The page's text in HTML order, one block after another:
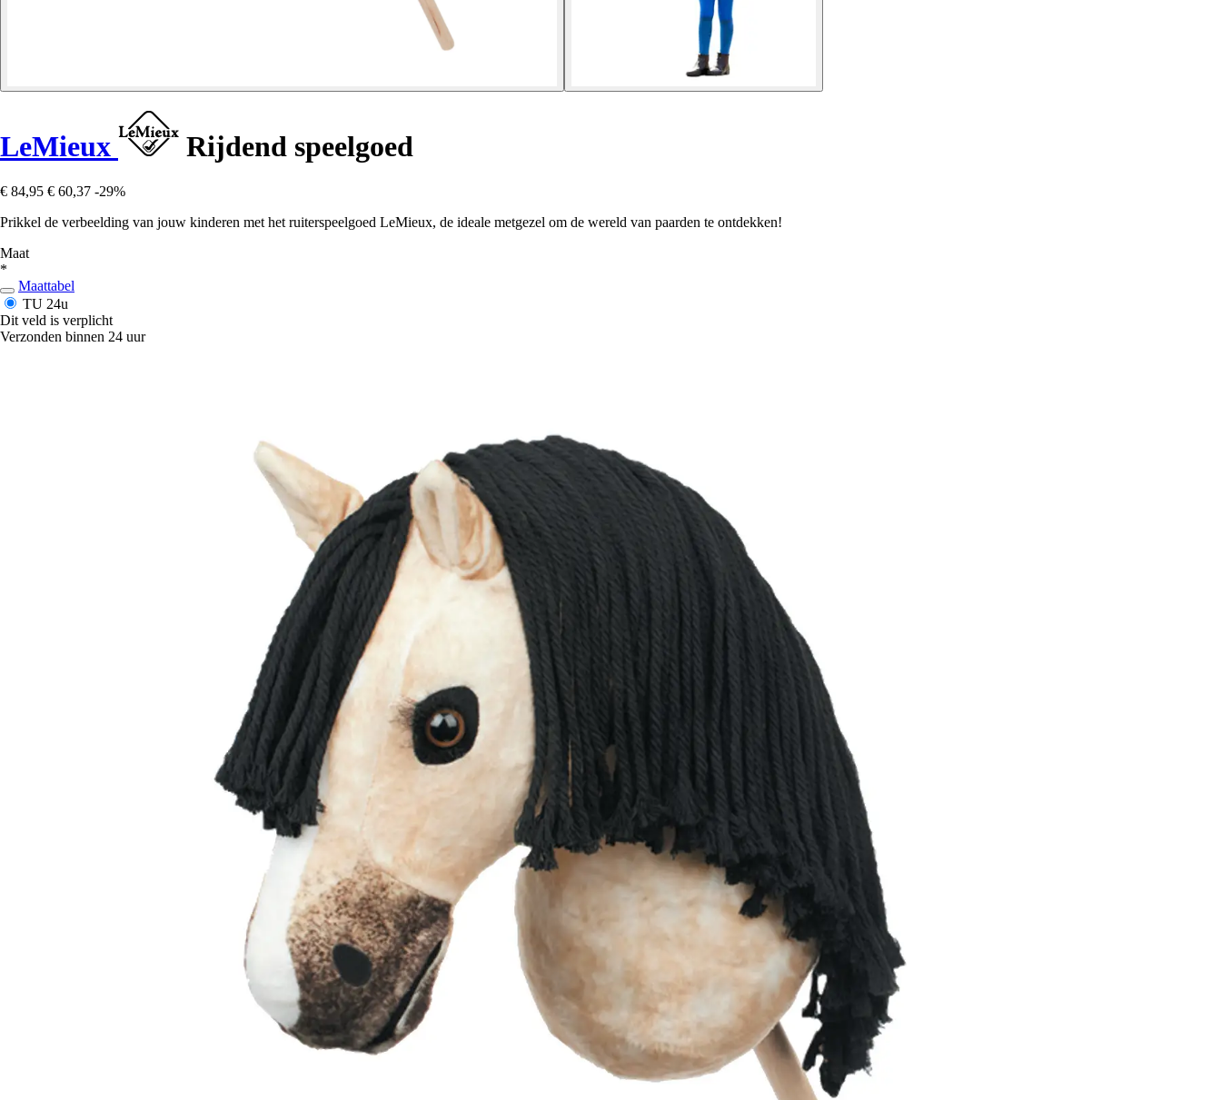
LeMieux Rijdend speelgoed
€ 84,95 € 60,37 -29%
Prikkel de verbeelding van jouw kinderen met het ruiterspeelgoed LeMieux, de ideale metgezel om de wereld van paarden te ontdekken!
Maat
*
Maattabel
TU 24u
Dit veld is verplicht
Verzonden binnen 24 uur